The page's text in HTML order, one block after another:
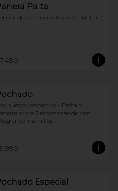
Palta
de pan artesanal + Palta.
huevos pochados + Palta o
sobre 2 rebanadas de pan
con semillas
Especial